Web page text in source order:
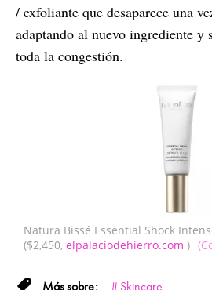
/ exfoliante que desaparece una
adaptando al nuevo ingrediente y
toda la congestión.
Natura Bissé Essential Shock
($2,450, elpalaciodehierro.com )
Skincare